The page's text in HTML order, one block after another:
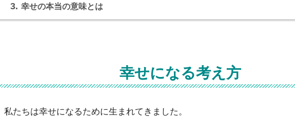
3. 幸せの本当の意味とは
幸せになる考え方
私たちは幸せになるために生まれてきました。